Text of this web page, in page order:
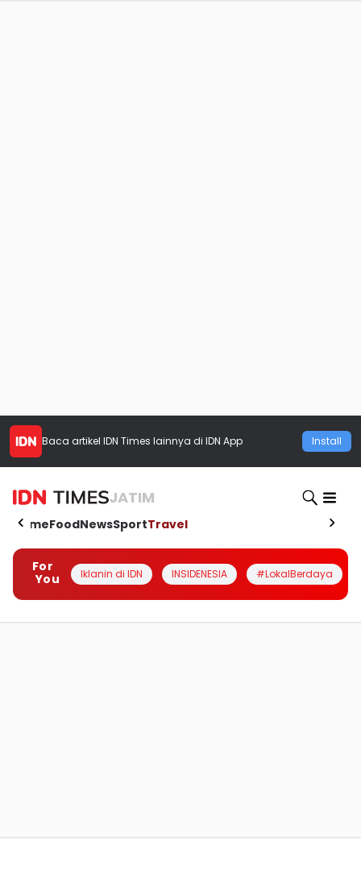
Baca artikel IDN Times lainnya di IDN App Install
JATIM
HomeFoodNewsSportTravel
For
You
Iklanin di IDN INSIDENESIA #LokalBerdaya